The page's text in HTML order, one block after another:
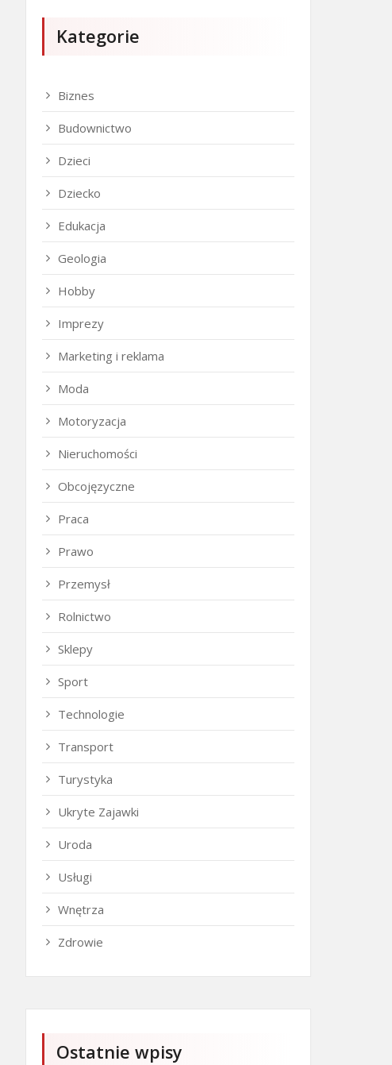
Kategorie
Biznes
Budownictwo
Dzieci
Dziecko
Edukacja
Geologia
Hobby
Imprezy
Marketing i reklama
Moda
Motoryzacja
Nieruchomości
Obcojęzyczne
Praca
Prawo
Przemysł
Rolnictwo
Sklepy
Sport
Technologie
Transport
Turystyka
Ukryte Zajawki
Uroda
Usługi
Wnętrza
Zdrowie
Ostatnie wpisy